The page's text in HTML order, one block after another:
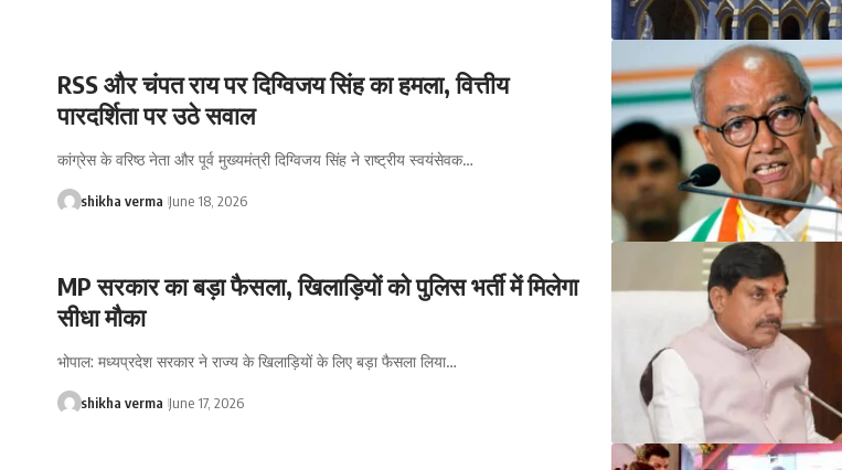
RSS और चंपत राय पर दिग्विजय सिंह का हमला, वित्तीय
पारदर्शिता पर उठे सवाल
कांग्रेस के वरिष्ठ नेता और पूर्व मुख्यमंत्री दिग्विजय सिंह ने राष्ट्रीय स्वयंसेवक…
shikha verma June 18, 2026
MP सरकार का बड़ा फैसला, खिलाड़ियों को पुलिस भर्ती में मिलेगा
सीधा मौका
भोपाल: मध्यप्रदेश सरकार ने राज्य के खिलाड़ियों के लिए बड़ा फैसला लिया…
shikha verma June 17, 2026